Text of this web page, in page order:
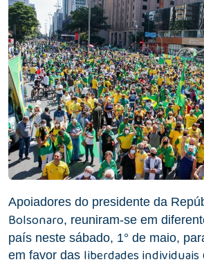
Apoiadores do presidente da
Bolsonaro, reuniram-se em
país neste sábado, 1° de maio,
em favor das liberdades individuais